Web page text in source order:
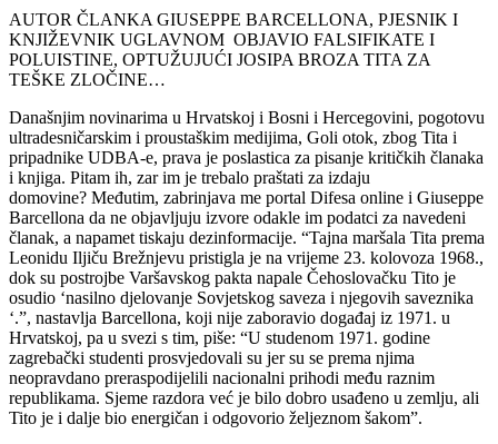
AUTOR ČLANKA GIUSEPPE BARCELLONA, PJESNIK I
KNJIŽEVNIK UGLAVNOM OBJAVIO FALSIFIKATE I
POLUISTINE, OPTUŽUJUĆI JOSIPA BROZA TITA ZA
TEŠKE ZLOČINE…
Današnjim novinarima u Hrvatskoj i Bosni i Hercegovini, pogotovu
ultradesničarskim i proustaškim medijima, Goli otok, zbog Tita i
pripadnike UDBA-e, prava je poslastica za pisanje kritičkih članaka
i knjiga. Pitam ih, zar im je trebalo praštati za izdaju
domovine? Međutim, zabrinjava me portal Difesa online i Giuseppe
Barcellona da ne objavljuju izvore odakle im podatci za navedeni
članak, a napamet tiskaju dezinformacije. “Tajna maršala Tita prema
Leonidu Iljiču Brežnjevu pristigla je na vrijeme 23. kolovoza 1968.,
dok su postrojbe Varšavskog pakta napale Čehoslovačku Tito je
osudio ‘nasilno djelovanje Sovjetskog saveza i njegovih saveznika
‘.”, nastavlja Barcellona, koji nije zaboravio događaj iz 1971. u
Hrvatskoj, pa u svezi s tim, piše: “U studenom 1971. godine
zagrebački studenti prosvjedovali su jer su se prema njima
neopravdano preraspodijelili nacionalni prihodi među raznim
republikama. Sjeme razdora već je bilo dobro usađeno u zemlju, ali
Tito je i dalje bio energičan i odgovorio željeznom šakom”.